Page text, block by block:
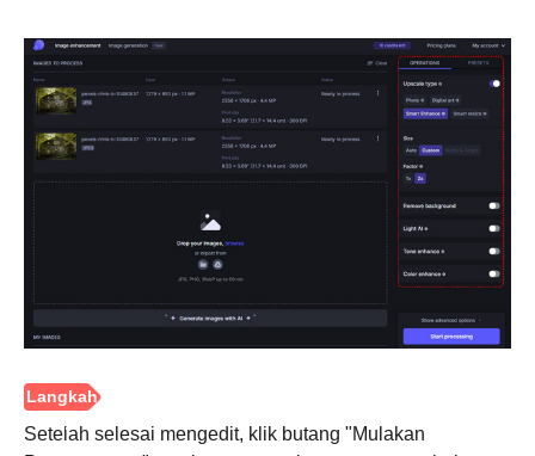
Langkah
Setelah selesai mengedit, klik butang "Mulakan